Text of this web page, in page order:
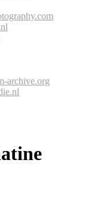
archive.org